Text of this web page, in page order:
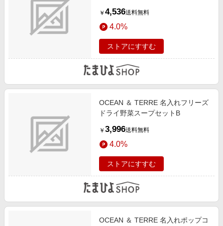
￥ 4,536送料無料
4.0%
ストアにすすむ
OCEAN ＆ TERRE 名入れフリーズ
ドライ野菜スープセットB
￥ 3,996送料無料
4.0%
ストアにすすむ
OCEAN ＆ TERRE 名入れポップコ